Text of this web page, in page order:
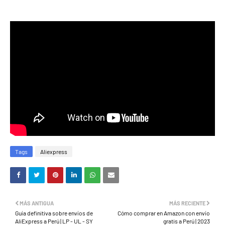
Tags Aliexpress
MÁS RECIENTE
Cómo comprar en Amazon con envío
gratis a Perú | 2023
MÁS ANTIGUA
Guía definitiva sobre envíos de
AliExpress a Perú | LP - UL - SY